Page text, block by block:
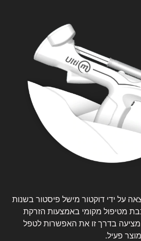
על ידי דוקטור מישל פיסטור בשנות
מטיפול מקומי באמצעות הזרקת
בדרך זו את האפשרות לטפל
פעיל.